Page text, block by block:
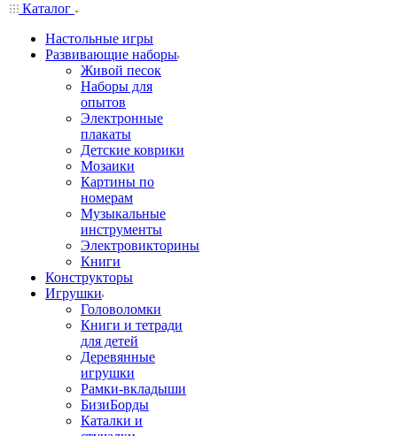
Каталог
Настольные игры
Развивающие наборы
Живой песок
Наборы для
опытов
Электронные
плакаты
Детские коврики
Мозаики
Картины по
номерам
Музыкальные
инструменты
Электровикторины
Книги
Конструкторы
Игрушки
Головоломки
Книги и тетради
для детей
Деревянные
игрушки
Рамки-вкладыши
БизиБорды
Каталки и